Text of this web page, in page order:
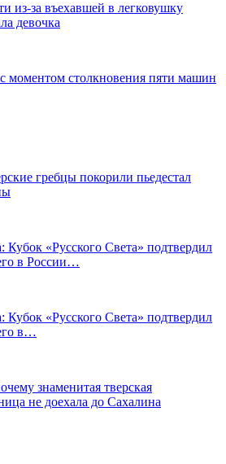
из-за въехавшей в легковушку
девочка
моментом столкновения пяти машин
гребцы покорили пьедестал
Кубок «Русского Света» подтвердил
в России…
Кубок «Русского Света» подтвердил
в…
знаменитая тверская
не доехала до Сахалина